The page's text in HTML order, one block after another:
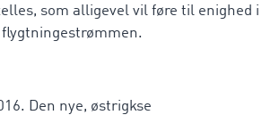
som alligevel vil føre til enighed i
Den nye, østrigkse